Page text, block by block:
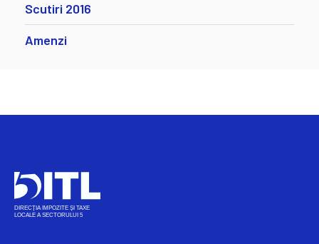
Scutiri 2016
Amenzi